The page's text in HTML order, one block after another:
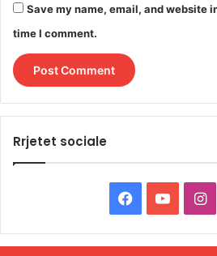
Save my name, email, and website
time I comment.
Rrjetet sociale
a
o
I
n